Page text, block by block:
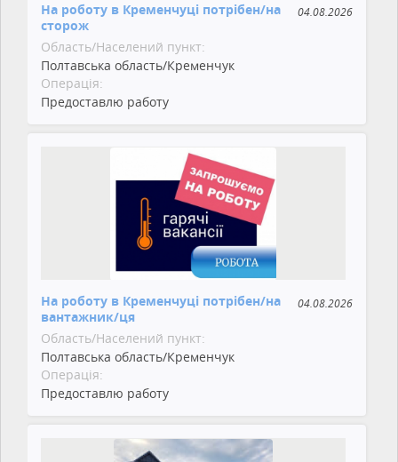
На роботу в Кременчуці потрібен/на
сторож
04.08.2026
Область/Населений пункт:
Полтавська область/Кременчук
Операція:
Предоставлю работу
На роботу в Кременчуці потрібен/на
вантажник/ця
04.08.2026
Область/Населений пункт:
Полтавська область/Кременчук
Операція:
Предоставлю работу